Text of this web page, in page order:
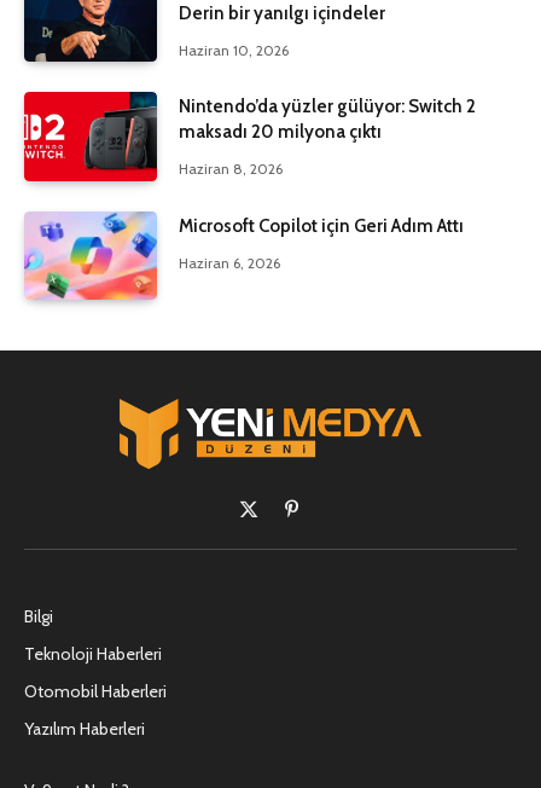
Derin bir yanılgı içindeler
Haziran 10, 2026
Nintendo’da yüzler gülüyor: Switch 2
maksadı 20 milyona çıktı
Haziran 8, 2026
Microsoft Copilot için Geri Adım Attı
Haziran 6, 2026
X
(Twitter)
Pinterest'in
Bilgi
Teknoloji Haberleri
Otomobil Haberleri
Yazılım Haberleri